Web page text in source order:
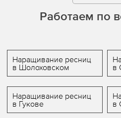
Работаем по
Наращивание ресниц
в Шолоховском
в
Наращивание ресниц
в Гукове
в